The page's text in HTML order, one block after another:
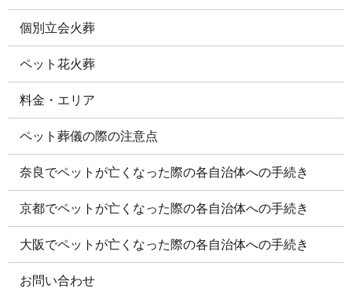
個別立会火葬
ペット花火葬
料金・エリア
ペット葬儀の際の注意点
奈良でペットが亡くなった際の各自治体への手続き
京都でペットが亡くなった際の各自治体への手続き
大阪でペットが亡くなった際の各自治体への手続き
お問い合わせ